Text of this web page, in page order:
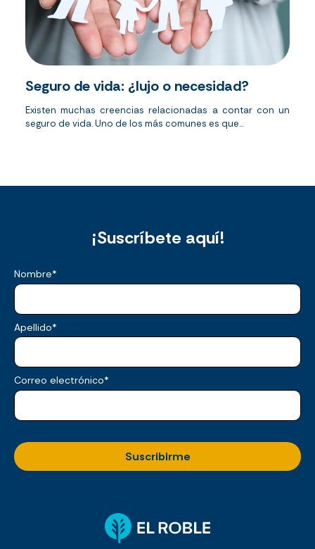
Seguro de vida: ¿lujo o necesidad?
Existen muchas creencias relacionadas a contar con un
seguro de vida. Uno de los más comunes es que...
¡Suscríbete aquí!
Nombre*
Apellido*
Correo electrónico*